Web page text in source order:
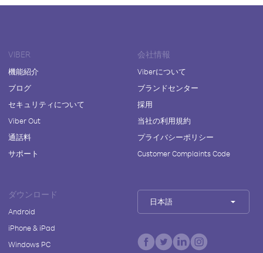
VIBER
機能紹介
ブログ
セキュリティについて
Viber Out
通話料
サポート
会社情報
Viberについて
ブランドセンター
採用
当社の利用規約
プライバシーポリシー
Customer Complaints Code
ダウンロード
Android
iPhone & iPad
Windows PC
日本語